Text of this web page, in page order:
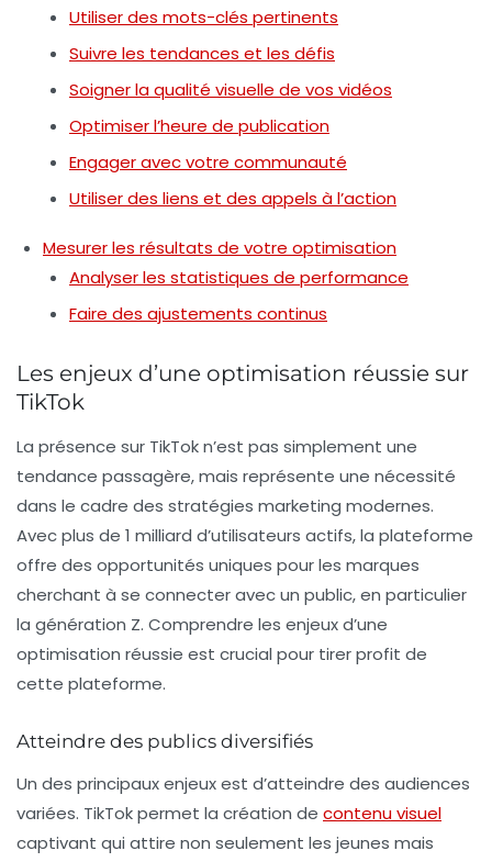
Utiliser des mots-clés pertinents
Suivre les tendances et les défis
Soigner la qualité visuelle de vos vidéos
Optimiser l’heure de publication
Engager avec votre communauté
Utiliser des liens et des appels à l’action
Mesurer les résultats de votre optimisation
Analyser les statistiques de performance
Faire des ajustements continus
Les enjeux d’une optimisation réussie sur
TikTok
La présence sur TikTok n’est pas simplement une
tendance passagère, mais représente une nécessité
dans le cadre des stratégies marketing modernes.
Avec plus de 1 milliard d’utilisateurs actifs, la plateforme
offre des opportunités uniques pour les marques
cherchant à se connecter avec un public, en particulier
la génération Z. Comprendre les enjeux d’une
optimisation réussie est crucial pour tirer profit de
cette plateforme.
Atteindre des publics diversifiés
Un des principaux enjeux est d’atteindre des audiences
variées. TikTok permet la création de contenu visuel
captivant qui attire non seulement les jeunes mais